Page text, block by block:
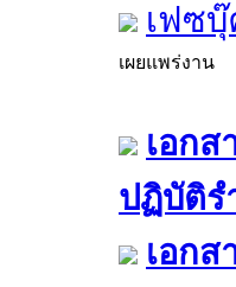
เฟซ
เผยแพร่งาน
เอก
ปฏิบัติร
เอก